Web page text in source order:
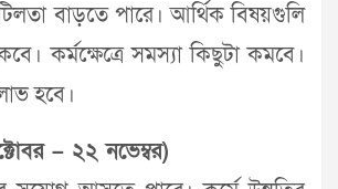
বাড়তে পারে। আর্থিক বিষয়গুলি
কর্মক্ষেত্রে সমস্যা কিছুটা কমবে।
হবে।
– ২২ নভেম্বর)